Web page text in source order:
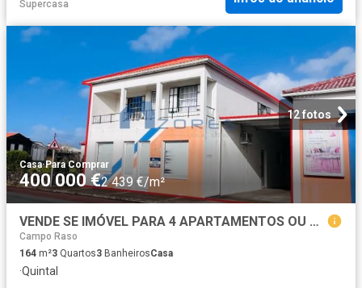
Supercasa
12 fotos
Casa·Para Comprar
400 000 €2 439 €/m²
VENDE SE IMÓVEL PARA 4 APARTAMENTOS OU COMÉRCIO T3 + T2 + T1 + T1, LUGAR DO MONTE, CANDELÁRIA, MADALENA DO PICO
Campo Raso
164 m²3 Quartos3 BanheirosCasa
·Quintal